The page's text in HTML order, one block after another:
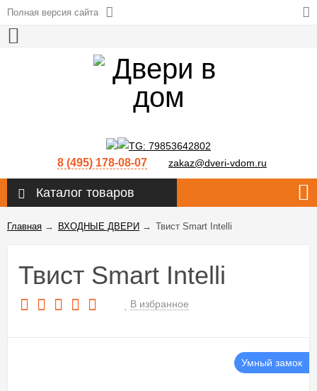
Полная версия сайта
8 (495) 178-08-07 zakaz@dveri-vdom.ru
Каталог товаров
Главная → ВХОДНЫЕ ДВЕРИ → Твист Smart Intelli
Твист Smart Intelli
В избранное
Умный замок